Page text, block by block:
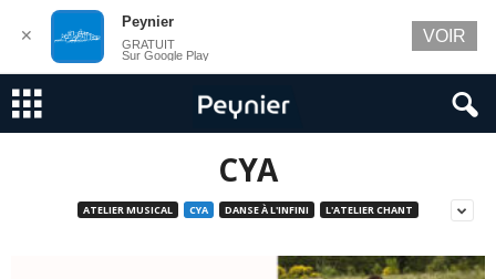
CYA
ATELIER MUSICAL CYA DANSE À L'INFINI L'ATELIER CHANT
✕
Peynier
GRATUIT
Sur Google Play
VOIR